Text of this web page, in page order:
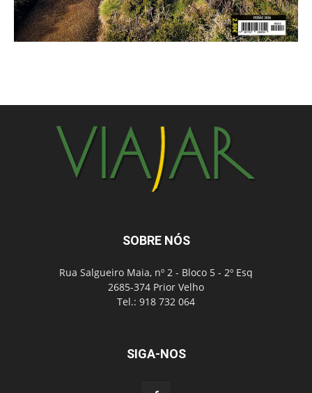
SOBRE NÓS
Rua Salgueiro Maia, nº 2 - Bloco 5 - 2º Esq
2685-374 Prior Velho
Tel.: 918 732 064
SIGA-NOS